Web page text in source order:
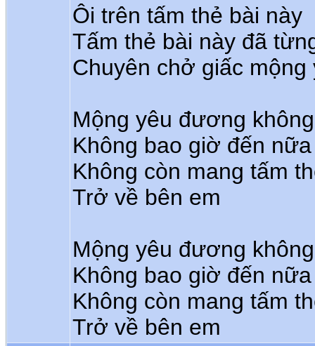
Ôi trên tấm thẻ bài này
Tấm thẻ bài này đã
Chuyên chở giấc
Mộng yêu đương
Không bao giờ đến
Không còn mang tấm
Trở về bên em
Mộng yêu đương
Không bao giờ đến
Không còn mang tấm
Trở về bên em